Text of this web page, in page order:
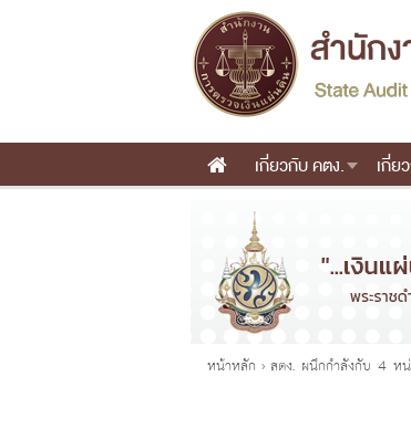
Main menu
เกี่ยวกับ คตง. เกี่ย
คุณอยู่ที่
หน้าหลัก › สตง. ผนึกกำลังกับ 4 หน่